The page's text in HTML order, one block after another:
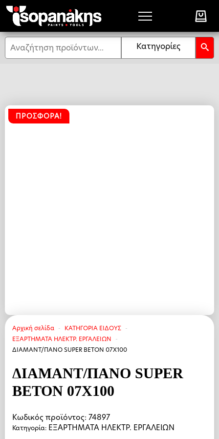
Αναζήτηση Κατηγορίες
ΠΡΟΣΦΟΡΆ!
Αρχική σελίδα
ΚΑΤΗΓΟΡΙΑ ΕΙΔΟΥΣ
ΕΞΑΡΤΗΜΑΤΑ ΗΛΕΚΤΡ. ΕΡΓΑΛΕΙΩΝ
ΔΙΑΜΑΝΤ/ΠΑΝΟ SUPER BETON 07X100
ΔΙΑΜΑΝΤ/ΠΑΝΟ SUPER
BETON 07X100
Κωδικός προϊόντος: 74897
Κατηγορία: ΕΞΑΡΤΗΜΑΤΑ ΗΛΕΚΤΡ. ΕΡΓΑΛΕΙΩΝ